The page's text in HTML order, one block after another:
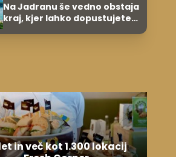
Na Jadranu še vedno obstaja
kraj, kjer lahko dopustujete
in več kot 1.300 lokacij